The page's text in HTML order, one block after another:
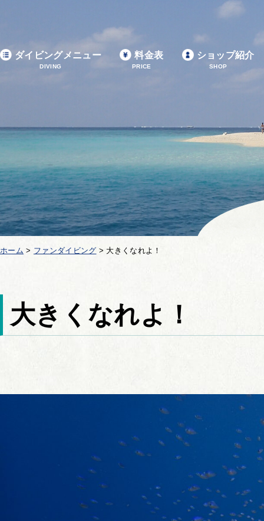
ダイビングメニュー
DIVING
料金表
PRICE
ショップ紹介
SHOP
ホーム > ファンダイビング >大きくなれよ！
大きくなれよ！